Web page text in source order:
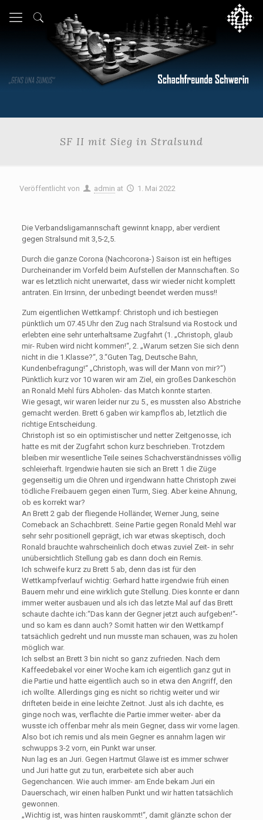
SF II mit Sieg in Stralsund
Veröffentlicht von admin at 1. Mai 2022
Die Verbandsligamannschaft gewinnt knapp, aber verdient
gegen Stralsund mit 3,5-2,5.
Durch die ganze Corona (Nachcorona-) Saison ist ein heftiges
Durcheinander im Vorfeld beim Aufstellen der Mannschaften. So
war es letztlich nicht unerwartet, dass wir wieder nicht komplett
antraten. Ein Irrsinn, der unbedingt beendet werden muss!!
Zum eigentlichen Wettkampf: Christoph und ich bestiegen
pünktlich um 07.45 Uhr den Zug nach Stralsund via Rostock und
erlebten eine sehr unterhaltsame Zugfahrt (1. „Christoph, glaub
mir- Ruben wird nicht kommen!“, 2. „Warum setzen Sie sich denn
nicht in die 1.Klasse?“, 3.“Guten Tag, Deutsche Bahn,
Kundenbefragung!“ „Christoph, was will der Mann von mir?“)
Pünktlich kurz vor 10 waren wir am Ziel, ein großes Dankeschön
an Ronald Mehl fürs Abholen- das Match konnte starten.
Wie gesagt, wir waren leider nur zu 5., es mussten also Abstriche
gemacht werden. Brett 6 gaben wir kampflos ab, letztlich die
richtige Entscheidung.
Christoph ist so ein optimistischer und netter Zeitgenosse, ich
hatte es mit der Zugfahrt schon kurz beschrieben. Trotzdem
bleiben mir wesentliche Teile seines Schachverständnisses völlig
schleierhaft. Irgendwie hauten sie sich an Brett 1 die Züge
gegenseitig um die Ohren und irgendwann hatte Christoph zwei
tödliche Freibauern gegen einen Turm, Sieg. Aber keine Ahnung,
ob es korrekt war?
An Brett 2 gab der fliegende Holländer, Werner Jung, seine
Comeback an Schachbrett. Seine Partie gegen Ronald Mehl war
sehr sehr positionell geprägt, ich war etwas skeptisch, doch
Ronald brauchte wahrscheinlich doch etwas zuviel Zeit- in sehr
unübersichtlich Stellung gab es dann doch ein Remis.
Ich schweife kurz zu Brett 5 ab, denn das ist für den
Wettkampfverlauf wichtig: Gerhard hatte irgendwie früh einen
Bauern mehr und eine wirklich gute Stellung. Dies konnte er dann
immer weiter ausbauen und als ich das letzte Mal auf das Brett
schaute dachte ich:“Das kann der Gegner jetzt auch aufgeben!“-
und so kam es dann auch? Somit hatten wir den Wettkampf
tatsächlich gedreht und nun musste man schauen, was zu holen
möglich war.
Ich selbst an Brett 3 bin nicht so ganz zufrieden. Nach dem
Kaffeedebakel vor einer Woche kam ich eigentlich ganz gut in
die Partie und hatte eigentlich auch so in etwa den Angriff, den
ich wollte. Allerdings ging es nicht so richtig weiter und wir
drifteten beide in eine leichte Zeitnot. Just als ich dachte, es
ginge noch was, verflachte die Partie immer weiter- aber da
wusste ich offenbar mehr als mein Gegner, dass wir vorne lagen.
Also bot ich remis und als mein Gegner es annahm lagen wir
schwupps 3-2 vorn, ein Punkt war unser.
Nun lag es an Juri. Gegen Hartmut Glawe ist es immer schwer
und Juri hatte gut zu tun, erarbeitete sich aber auch
Gegenchancen. Wie auch immer- am Ende bekam Juri ein
Dauerschach, wir einen halben Punkt und wir hatten tatsächlich
gewonnen.
„Wichtig ist, was hinten rauskommt!“, damit glänzte schon der